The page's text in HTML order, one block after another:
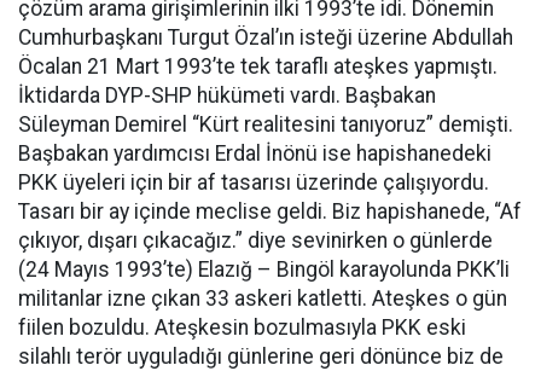
çözüm arama girişimlerinin ilki 1993’te idi. Dönemin
Cumhurbaşkanı Turgut Özal’ın isteği üzerine Abdullah
Öcalan 21 Mart 1993’te tek taraflı ateşkes yapmıştı.
İktidarda DYP-SHP hükümeti vardı. Başbakan
Süleyman Demirel “Kürt realitesini tanıyoruz” demişti.
Başbakan yardımcısı Erdal İnönü ise hapishanedeki
PKK üyeleri için bir af tasarısı üzerinde çalışıyordu.
Tasarı bir ay içinde meclise geldi. Biz hapishanede, “Af
çıkıyor, dışarı çıkacağız.” diye sevinirken o günlerde
(24 Mayıs 1993’te) Elazığ – Bingöl karayolunda PKK’li
militanlar izne çıkan 33 askeri katletti. Ateşkes o gün
fiilen bozuldu. Ateşkesin bozulmasıyla PKK eski
silahlı terör uyguladığı günlerine geri dönünce biz de